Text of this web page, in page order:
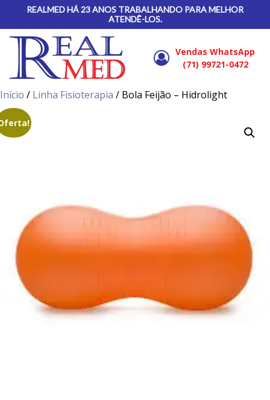
REALMED HÁ 23 ANOS TRABALHANDO PARA MELHOR
ATENDÊ-LOS.
Vendas WhatsApp
(71) 99721-0472
Início / Linha Fisioterapia / Bola Feijão – Hidrolight